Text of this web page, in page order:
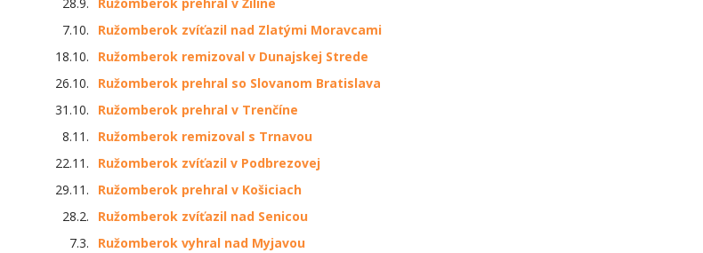
7.10.
Ružomberok zvíťazil nad Zlatými Moravcami
18.10.
Ružomberok remizoval v Dunajskej Strede
26.10.
Ružomberok prehral so Slovanom Bratislava
31.10.
Ružomberok prehral v Trenčíne
8.11.
Ružomberok remizoval s Trnavou
22.11.
Ružomberok zvíťazil v Podbrezovej
29.11.
Ružomberok prehral v Košiciach
28.2.
Ružomberok zvíťazil nad Senicou
7.3.
Ružomberok vyhral nad Myjavou